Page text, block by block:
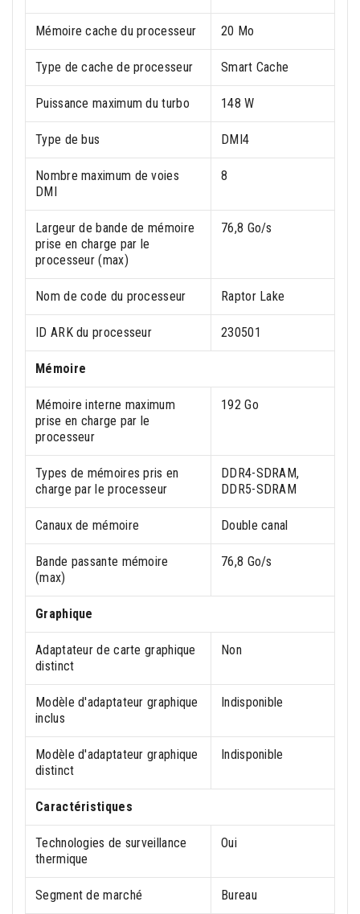
Mémoire cache du processeur 20 Mo
Type de cache de processeur Smart Cache
Puissance maximum du turbo 148 W
Type de bus DMI4
Nombre maximum de voies
DMI
8
Largeur de bande de mémoire
prise en charge par le
processeur (max)
76,8 Go/s
Nom de code du processeur Raptor Lake
ID ARK du processeur 230501
Mémoire
Mémoire interne maximum
prise en charge par le
processeur
192 Go
Types de mémoires pris en
charge par le processeur
DDR4-SDRAM,
DDR5-SDRAM
Canaux de mémoire Double canal
Bande passante mémoire
(max)
76,8 Go/s
Graphique
Adaptateur de carte graphique
distinct
Non
Modèle d'adaptateur graphique
inclus
Indisponible
Modèle d'adaptateur graphique
distinct
Indisponible
Caractéristiques
Technologies de surveillance
thermique
Oui
Segment de marché Bureau